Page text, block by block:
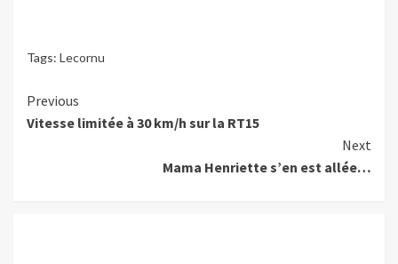
Tags: Lecornu
Continue
Reading
Previous
Vitesse limitée à 30 km/h sur la RT15
Next
Mama Henriette s’en est allée…